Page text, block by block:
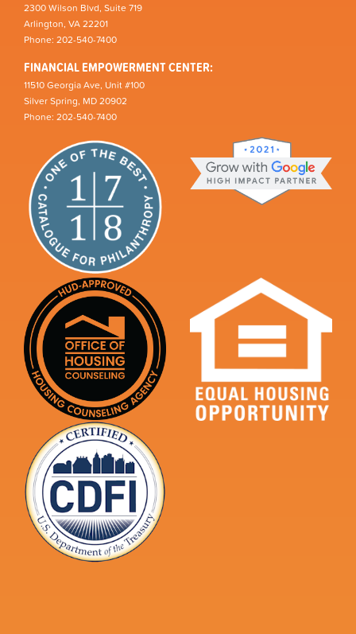
2300 Wilson Blvd, Suite 719
Arlington, VA 22201
Phone: 202-540-7400
FINANCIAL EMPOWERMENT CENTER:
11510 Georgia Ave, Unit #100
Silver Spring, MD 20902
Phone: 202-540-7400